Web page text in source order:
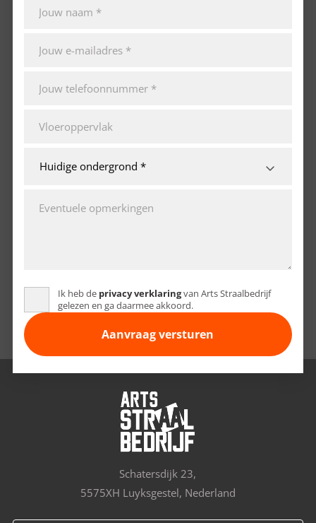
Ik heb de privacy verklaringvan Arts Straalbedrijf
gelezen en ga daarmee akkoord.
Schatersdijk 23,
5575XH Luyksgestel, Nederland